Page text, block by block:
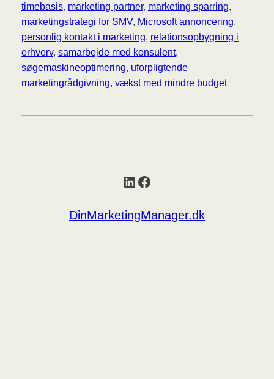
timebasis, marketing partner, marketing sparring
marketingstrategi for SMV, Microsoft annoncering
personlig kontakt i marketing, relationsopbygning i
erhverv, samarbejde med konsulent
søgemaskineoptimering, uforpligtende
marketingrådgivning, vækst med mindre budget
LinkedIn
Facebook
DinMarketingManager.dk